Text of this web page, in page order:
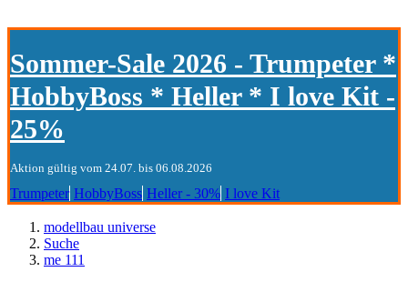
Sommer-Sale 2026 - Trumpeter *
HobbyBoss * Heller * I love Kit -
25%
Aktion gültig vom 24.07. bis 06.08.2026
Trumpeter HobbyBoss Heller - 30% I love Kit
modellbau universe
Suche
me 111